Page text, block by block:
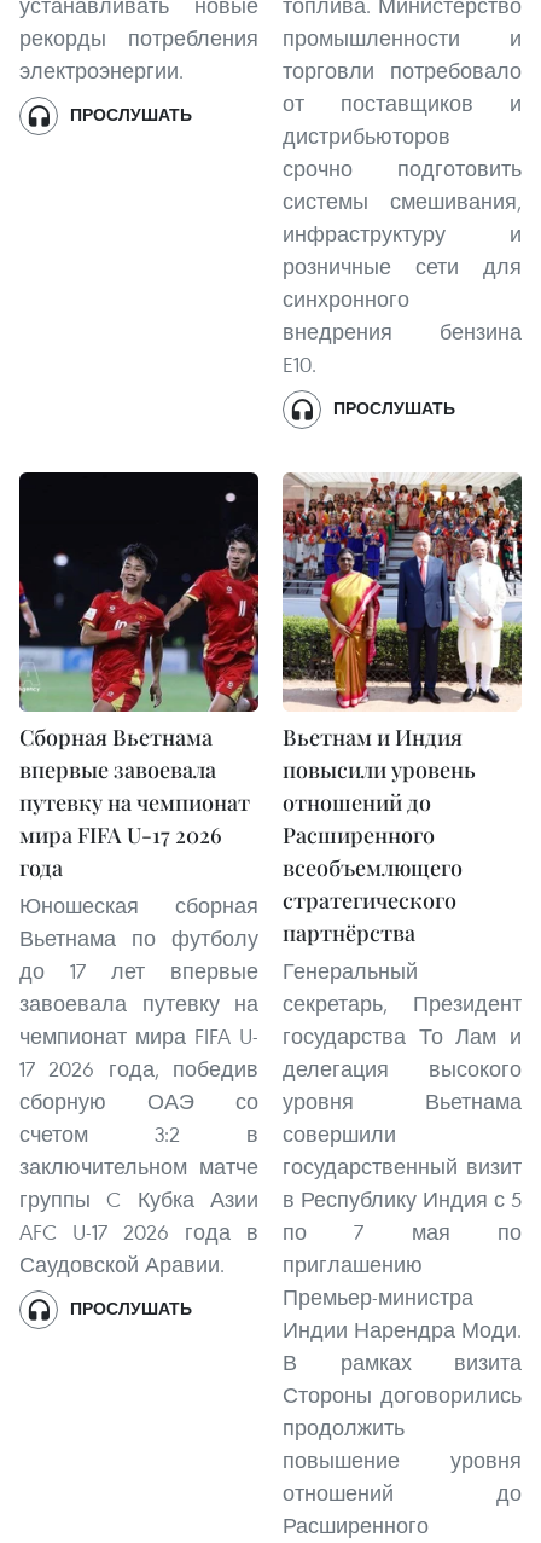
рекорды потребления
электроэнергии.
ПРОСЛУШАТЬ
промышленности и
торговли потребовало
от поставщиков и
дистрибьюторов
срочно подготовить
системы смешивания,
инфраструктуру и
розничные сети для
синхронного
внедрения бензина
E10.
ПРОСЛУШАТЬ
Сборная Вьетнама
впервые завоевала
путевку на чемпионат
мира FIFA U-17 2026
года
Юношеская сборная
Вьетнама по футболу
до 17 лет впервые
завоевала путевку на
чемпионат мира FIFA U-
17 2026 года, победив
сборную ОАЭ со
счетом 3:2 в
заключительном матче
группы C Кубка Азии
AFC U-17 2026 года в
Саудовской Аравии.
ПРОСЛУШАТЬ
Вьетнам и Индия
повысили уровень
отношений до
Расширенного
всеобъемлющего
стратегического
партнёрства
Генеральный
секретарь, Президент
государства То Лам и
делегация высокого
уровня Вьетнама
совершили
государственный визит
в Республику Индия с 5
по 7 мая по
приглашению
Премьер-министра
Индии Нарендра Моди.
В рамках визита
Стороны договорились
продолжить
повышение уровня
отношений до
Расширенного